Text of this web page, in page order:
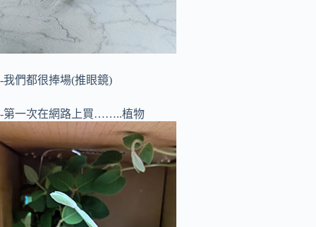
-我們都很捧場(推眼鏡)
-第一次在網路上買……..植物